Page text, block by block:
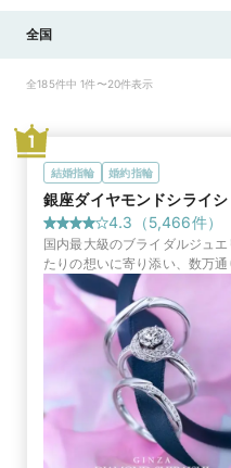
全国
全185件中 1件〜20件表示
結婚指輪 婚約指輪
銀座ダイヤモンドシライシ
4.3 （5,466件）
国内最大級のブライダルジュ
たりの想いに寄り添い、数万
輪やサービスをご提案します
1